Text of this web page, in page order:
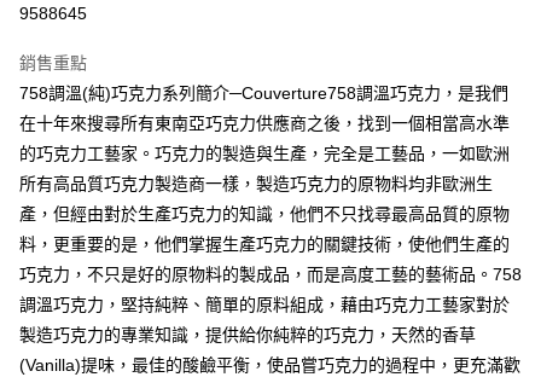
街口支付
悠遊付
全盈+PAY
AFTEE先享後付
相關說明
【關於「AFTEE先享後付」】
AFTEE先享後付是「在收到商品之後才付款」的支付方式。 讓您購物簡單
１．簡單：不需註冊會員、不需綁卡、不需儲值。
２．便利：只要手機號碼，簡訊認證，即可結帳。
ATM付款
運送方式
9588645
銷售重點
758調溫(純)巧克力系列簡介─Couverture758調溫巧克力，是我們
在十年來搜尋所有東南亞巧克力供應商之後，找到一個相當高水準
的巧克力工藝家。巧克力的製造與生產，完全是工藝品，一如歐洲
所有高品質巧克力製造商一樣，製造巧克力的原物料均非歐洲生
產，但經由對於生產巧克力的知識，他們不只找尋最高品質的原物
料，更重要的是，他們掌握生產巧克力的關鍵技術，使他們生產的
巧克力，不只是好的原物料的製成品，而是高度工藝的藝術品。758
調溫巧克力，堅持純粹、簡單的原料組成，藉由巧克力工藝家對於
製造巧克力的專業知識，提供給你純粹的巧克力，天然的香草
(Vanilla)提味，最佳的酸鹼平衡，使品嘗巧克力的過程中，更充滿歡